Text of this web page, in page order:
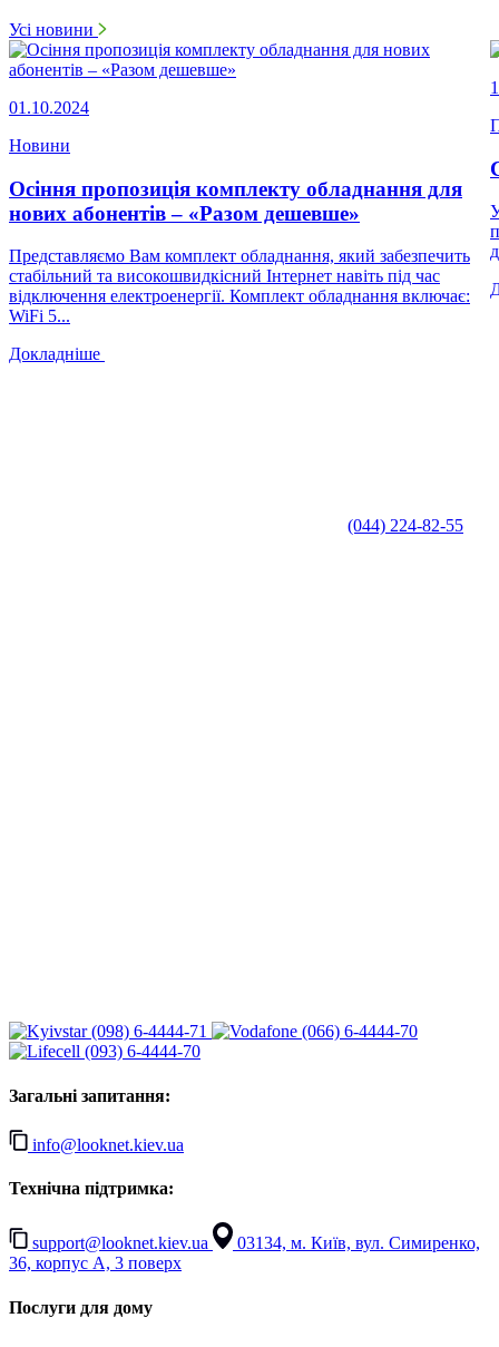
Усі новини
01.10.2024
Новини
Осіння пропозиція комплекту обладнання для
нових абонентів – «Разом дешевше»
Представляємо Вам комплект обладнання, який забезпечить
стабільний та високошвидкісний Інтернет навіть під час
відключення електроенергії. Комплект обладнання включає:
WiFi 5...
Докладніше
(044) 224-82-55
(098) 6-4444-71
(066) 6-4444-70
(093) 6-4444-70
Загальні запитання:
info@looknet.kiev.ua
Технічна підтримка:
support@looknet.kiev.ua
03134, м. Київ, вул. Симиренко,
36, корпус А, 3 поверх
Послуги для дому